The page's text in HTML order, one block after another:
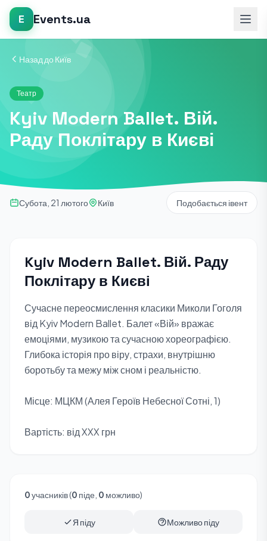
E Events.ua
Назад до Київ
Театр
Kyiv Modern Ballet. Вій.
Раду Поклітару в Києві
Субота, 21 лютого Київ Подобається івент
Kyiv Modern Ballet. Вій. Раду
Поклітару в Києві
Сучасне переосмислення класики Миколи Гоголя
від Kyiv Modern Ballet. Балет «Вій» вражає
емоціями, музикою та сучасною хореографією.
Глибока історія про віру, страхи, внутрішню
боротьбу та межу між сном і реальністю.
Місце: МЦКМ (Алея Героїв Небесної Сотні, 1)
Вартість: від XXX грн
0учасників (0 піде, 0 можливо)
Я піду Можливо піду